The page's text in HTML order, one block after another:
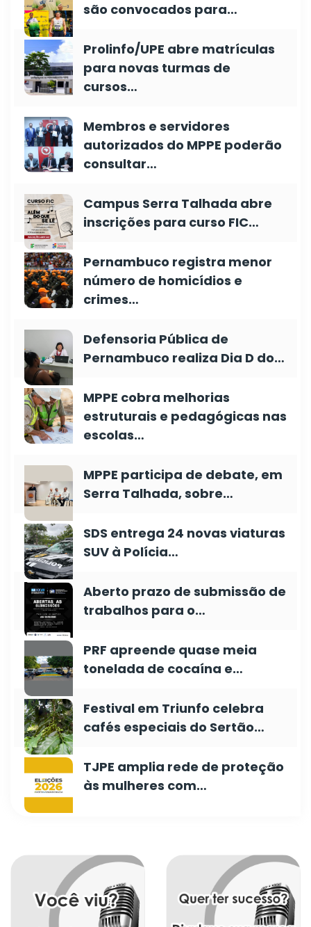
são convocados para…
Prolinfo/UPE abre matrículas
para novas turmas de
cursos…
Membros e servidores
autorizados do MPPE poderão
consultar…
Campus Serra Talhada abre
inscrições para curso FIC…
Pernambuco registra menor
número de homicídios e
crimes…
Defensoria Pública de
Pernambuco realiza Dia D do…
MPPE cobra melhorias
estruturais e pedagógicas nas
escolas…
MPPE participa de debate, em
Serra Talhada, sobre…
SDS entrega 24 novas viaturas
SUV à Polícia…
Aberto prazo de submissão de
trabalhos para o…
PRF apreende quase meia
tonelada de cocaína e…
Festival em Triunfo celebra
cafés especiais do Sertão…
TJPE amplia rede de proteção
às mulheres com…